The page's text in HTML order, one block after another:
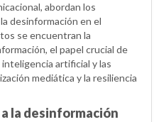
abordan los
desinformación en el
se encuentran la
el papel crucial de
artificial y las
mediática y la resiliencia
la desinformación